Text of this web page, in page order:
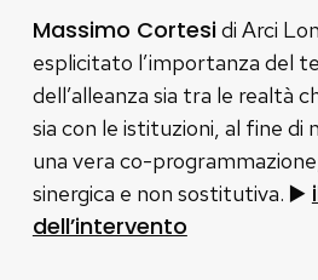
Massimo Cortesidi Arci
esplicitato l’importanza del
dell’alleanza sia tra le realtà
sia con le istituzioni, al fine
una vera co-
sinergica e non sostitutiva. ▶️
dell’intervento